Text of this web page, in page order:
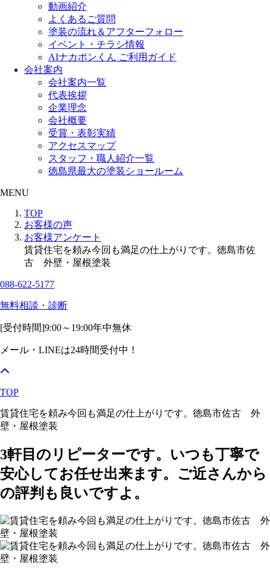
動画紹介
よくあるご質問
塗装の流れ＆アフターフォロー
イベント・チラシ情報
AIナカポンくん ご利用ガイド
会社案内
会社案内一覧
代表挨拶
企業理念
会社概要
受賞・表彰実績
アクセスマップ
スタッフ・職人紹介一覧
徳島県最大の塗装ショールーム
MENU
TOP
お客様の声
お客様アンケート
賃貸住宅を頼み今回も満足の仕上がりです。徳島市佐
古 外壁・屋根塗装
088-622-5177
無料相談・診断
[受付時間]9:00～19:00年中無休
メール・LINEは24時間受付中！
TOP
賃貸住宅を頼み今回も満足の仕上がりです。徳島市佐古 外
壁・屋根塗装
3軒目のリピーターです。いつも丁寧で
安心してお任せ出来ます。ご近さんから
の評判も良いですよ。